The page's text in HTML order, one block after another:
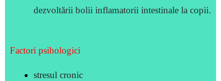
dezvoltării bolii inflamatorii intestinale la copii.
Factori psihologici
stresul cronic